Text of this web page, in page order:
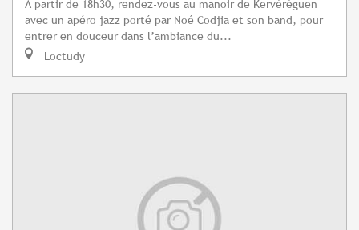
À partir de 18h30, rendez-vous au manoir de Kervéréguen
avec un apéro jazz porté par Noé Codjia et son band, pour
entrer en douceur dans l’ambiance du...
Loctudy